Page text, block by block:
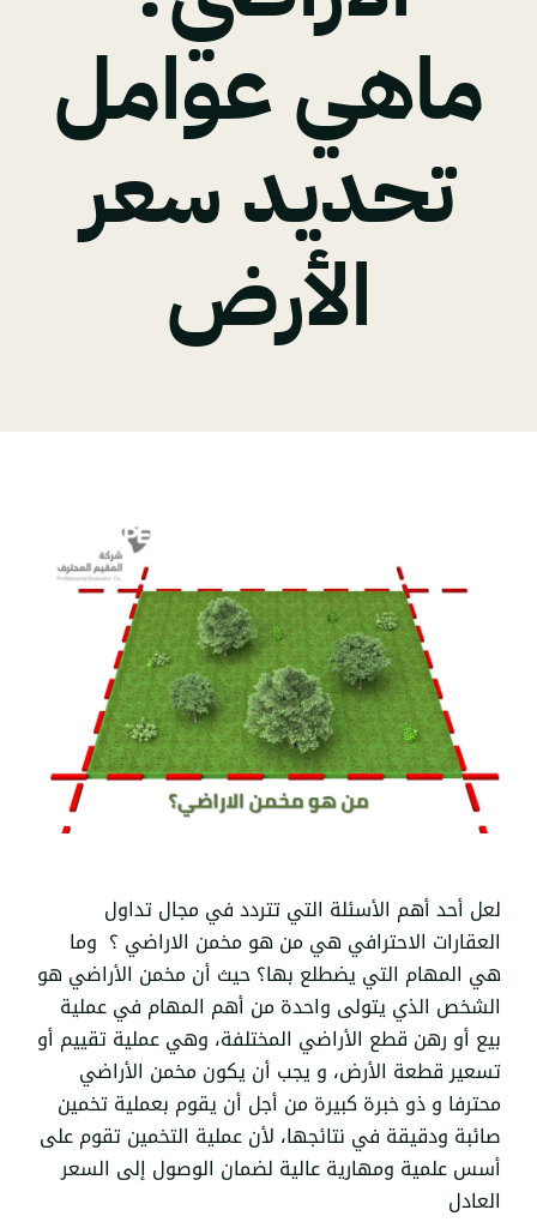
ماهي عوامل
تحديد سعر
الأرض
لعل أحد أهم الأسئلة التي تتردد في مجال تداول
العقارات الاحترافي هي من هو مخمن الاراضي ؟ وما
هي المهام التي يضطلع بها؟ حيث أن مخمن الأراضي هو
الشخص الذي يتولى واحدة من أهم المهام في عملية
بيع أو رهن قطع الأراضي المختلفة، وهي عملية تقييم أو
تسعير قطعة الأرض، و يجب أن يكون مخمن الأراضي
محترفا و ذو خبرة كبيرة من أجل أن يقوم بعملية تخمين
صائبة ودقيقة في نتائجها، لأن عملية التخمين تقوم على
أسس علمية ومهارية عالية لضمان الوصول إلى السعر
العادل